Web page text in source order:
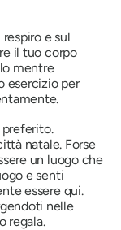
e sul
il tuo corpo
mentre
esercizio per
natale. Forse
un luogo che
e senti
essere qui.
nelle
regala.